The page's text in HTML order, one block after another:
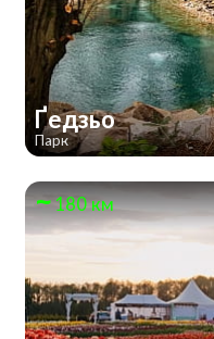
Ґедзьо
Парк
180 км